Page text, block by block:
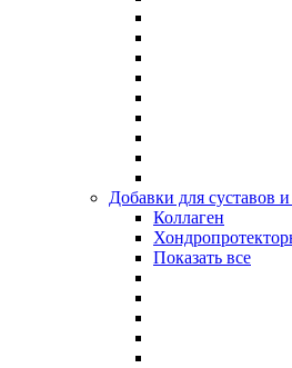
Добавки для суставов и
Коллаген
Показать все